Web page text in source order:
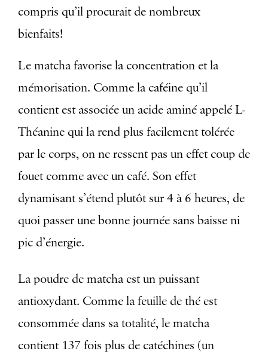
compris qu’il procurait de nombreux
bienfaits!
Le matcha favorise la concentration et la
mémorisation. Comme la caféine qu’il
contient est associéeun acide aminé appelé L-
Théanine qui la rend plus facilement tolérée
par le corps, on ne ressent pas un effet coup de
fouet comme avec un café. Son effet
dynamisant s’étend plutôt sur 4 à 6 heures, de
quoi passer une bonne journée sans baisse ni
pic d’énergie.
La poudre de matcha est un puissant
antioxydant. Comme la feuille de thé est
consommée dans sa totalité, le matcha
contient 137 fois plus de catéchines (un